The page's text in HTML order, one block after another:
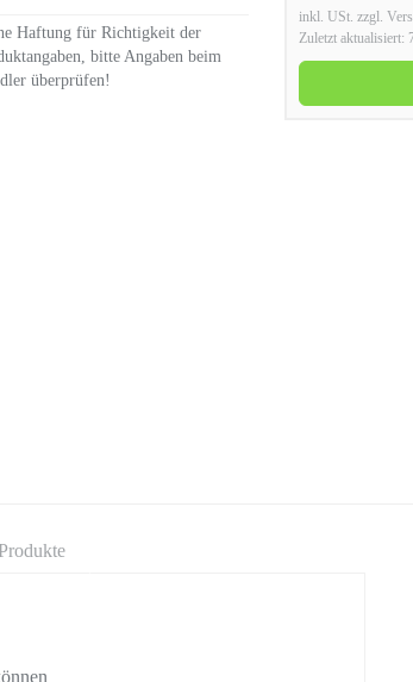
inkl. USt. zzgl.
Zuletzt aktualisiert:
Haftung für Richtigkeit der
bitte Angaben beim
überprüfen!